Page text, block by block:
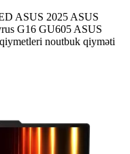
ASUS 2025 ASUS
G16 GU605 ASUS
noutbuk qiyməti